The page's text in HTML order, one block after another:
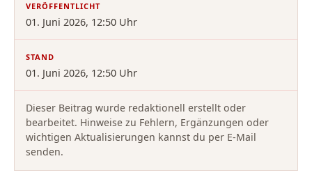
VERÖFFENTLICHT
01. Juni 2026, 12:50 Uhr
STAND
01. Juni 2026, 12:50 Uhr
Dieser Beitrag wurde redaktionell erstellt oder
bearbeitet. Hinweise zu Fehlern, Ergänzungen oder
wichtigen Aktualisierungen kannst du per E-Mail
senden.